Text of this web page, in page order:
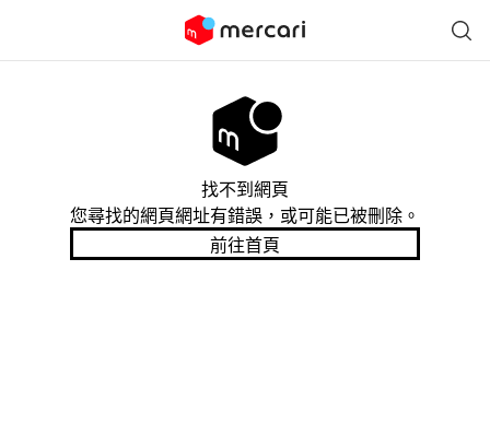
找不到網頁
您尋找的網頁網址有錯誤，或可能已被刪除。
前往首頁